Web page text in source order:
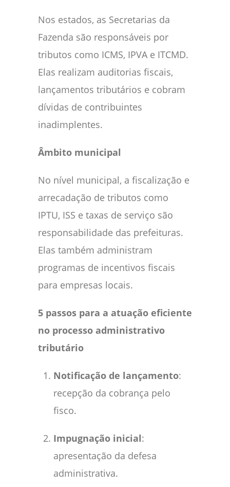
Nos estados, as Secretarias da
Fazenda são responsáveis por
tributos como ICMS, IPVA e ITCMD.
Elas realizam auditorias fiscais,
lançamentos tributários e cobram
dívidas de contribuintes
inadimplentes.
Âmbito municipal
No nível municipal, a fiscalização e
arrecadação de tributos como
IPTU, ISS e taxas de serviço são
responsabilidade das prefeituras.
Elas também administram
programas de incentivos fiscais
para empresas locais.
5 passos para a atuação eficiente
no processo administrativo
tributário
Notificação de lançamento:
recepção da cobrança pelo
fisco.
Impugnação inicial:
apresentação da defesa
administrativa.